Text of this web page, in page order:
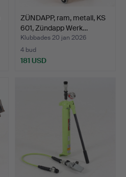
ZÜNDAPP, ram, metall, KS
601, Zündapp Werk…
Klubbades 20 jan 2026
4 bud
181 USD